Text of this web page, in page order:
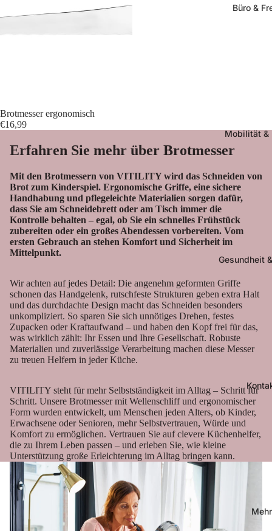
Büro &
Mobilität &
Gesundheit
Mehr
Ausverkauft
Brotmesser ergonomisch
€16,99
Erfahren Sie mehr über Brotmesser
Mit den Brotmessern von VITILITY wird das Schneiden von
Brot zum Kinderspiel. Ergonomische Griffe, eine sichere
Handhabung und pflegeleichte Materialien sorgen dafür,
dass Sie am Schneidebrett oder am Tisch immer die
Kontrolle behalten – egal, ob Sie ein schnelles Frühstück
zubereiten oder ein großes Abendessen vorbereiten. Vom
ersten Gebrauch an stehen Komfort und Sicherheit im
Mittelpunkt.
Wir achten auf jedes Detail: Die angenehm geformten Griffe
schonen das Handgelenk, rutschfeste Strukturen geben extra Halt
und das durchdachte Design macht das Schneiden besonders
unkompliziert. So sparen Sie sich unnötiges Drehen, festes
Zupacken oder Kraftaufwand – und haben den Kopf frei für das,
was wirklich zählt: Ihr Essen und Ihre Gesellschaft. Robuste
Materialien und zuverlässige Verarbeitung machen diese Messer
zu treuen Helfern in jeder Küche.
VITILITY steht für mehr Selbstständigkeit im Alltag – Schritt für
Schritt. Unsere Brotmesser mit Wellenschliff und ergonomischer
Form wurden entwickelt, um Menschen jeden Alters, ob Kinder,
Erwachsene oder Senioren, mehr Selbstvertrauen, Würde und
Komfort zu ermöglichen. Vertrauen Sie auf clevere Küchenhelfer,
die zu Ihrem Leben passen – und erleben Sie, wie kleine
Unterstützung große Erleichterung im Alltag bringen kann.